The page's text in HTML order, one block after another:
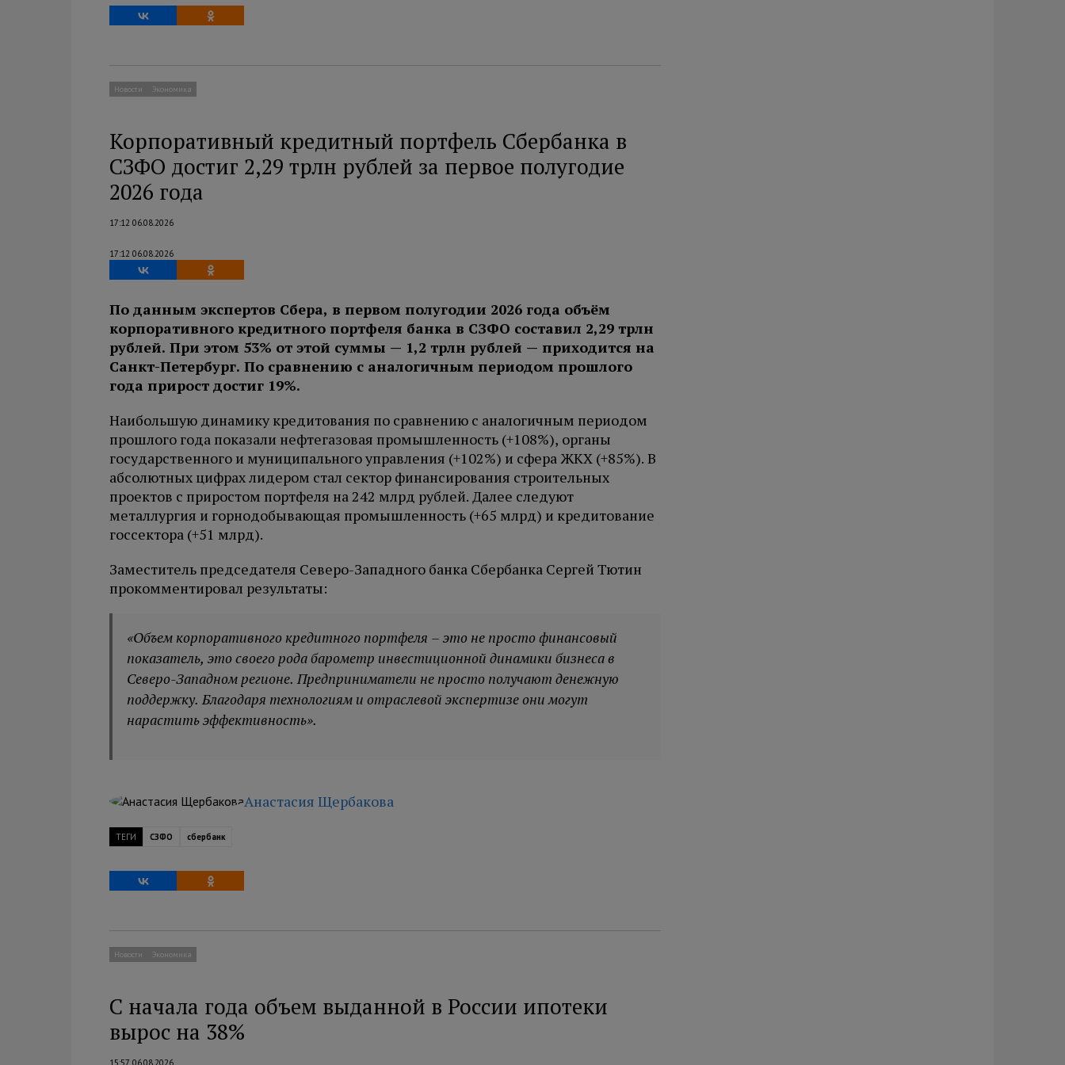
Новости Экономика
Корпоративный кредитный портфель Сбербанка в
СЗФО достиг 2,29 трлн рублей за первое полугодие
2026 года
17:12 06.08.2026
17:12 06.08.2026
По данным экспертов Сбера, в первом полугодии 2026 года объём
корпоративного кредитного портфеля банка в СЗФО составил 2,29 трлн
рублей. При этом 53% от этой суммы — 1,2 трлн рублей — приходится на
Санкт-Петербург. По сравнению с аналогичным периодом прошлого
года прирост достиг 19%.
Наибольшую динамику кредитования по сравнению с аналогичным периодом
прошлого года показали нефтегазовая промышленность (+108%), органы
государственного и муниципального управления (+102%) и сфера ЖКХ (+85%). В
абсолютных цифрах лидером стал сектор финансирования строительных
проектов с приростом портфеля на 242 млрд рублей. Далее следуют
металлургия и горнодобывающая промышленность (+65 млрд) и кредитование
госсектора (+51 млрд).
Заместитель председателя Северо-Западного банка Сбербанка Сергей Тютин
прокомментировал результаты:
«Объем корпоративного кредитного портфеля – это не просто финансовый
показатель, это своего рода барометр инвестиционной динамики бизнеса в
Северо-Западном регионе. Предприниматели не просто получают денежную
поддержку. Благодаря технологиям и отраслевой экспертизе они могут
нарастить эффективность».
Анастасия Щербакова
ТЕГИ СЗФО сбербанк
Новости Экономика
С начала года объем выданной в России ипотеки
вырос на 38%